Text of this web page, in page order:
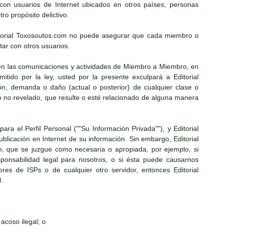
usuarios de Internet ubicados en otros países, personas
propósito delictivo.
Toxosoutos.com no puede asegurar que cada miembro o
con otros usuarios.
las comunicaciones y actividades de Miembro a Miembro, en
por la ley, usted por la presente exculpará a Editorial
demanda o daño (actual o posterior) de cualquier clase o
revelado, que resulte o esté relacionado de alguna manera
el Perfil Personal (""Su Información Privada""), y Editorial
en Internet de su información. Sin embargo, Editorial
que se juzgue como necesaria o apropiada, por ejemplo, si
legal para nosotros, o si ésta puede causarnos
de ISPs o de cualquier otro servidor, entonces Editorial
ilegal; o